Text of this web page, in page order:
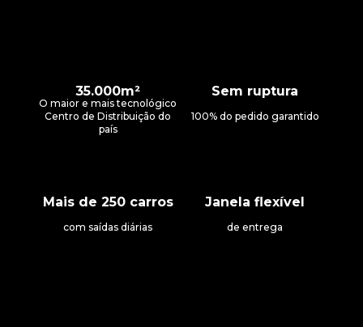
Relatórios por usuário
Relatórios por centro de custo
Tracking de pedidos
35.000m²
O maior e mais tecnológico
Centro de Distribuição do
país
Sem ruptura
100% do pedido garantido
Mais de 250 carros
com saídas diárias
Janela flexível
de entrega